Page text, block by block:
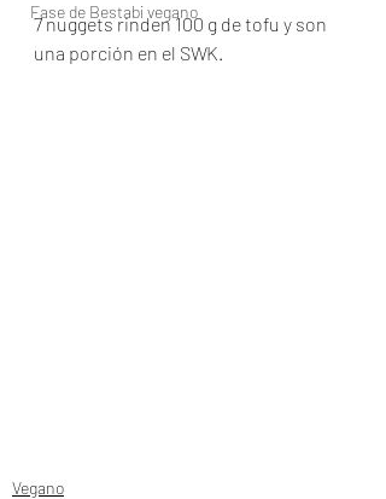
Fase de Bestabi vegano
7 nuggets rinden 100 g de tofu y son
una porción en el SWK.
Vegano